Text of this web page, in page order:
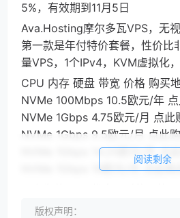
5%，有效期到11月5日
Ava.Hosting摩尔多瓦VPS，无
第一款是年付特价套餐，性价比
量VPS，1个IPv4，KVM虚拟化
CPU 内存 硬盘 带宽 价格 购买
NVMe 100Mbps 10.5欧元/年
NVMe 1Gbps 4.75欧元/月 点
NVMe 1Gbps 9.5欧元/月 点此
NVMe 1Gbps 14.25欧元/月 点
NVMe 1Gbps 19欧元/月 点此购
Ava.Hosting机房测试
阅读剩余
版权声明：